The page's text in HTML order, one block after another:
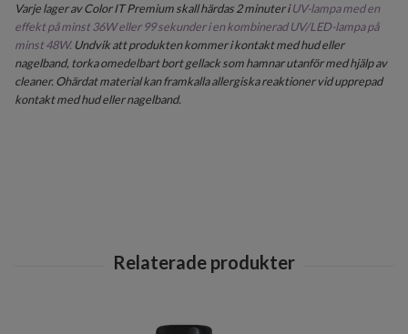
Varje lager av Color IT Premium skall härdas 2 minuter iUV-lampa med en
effekt på minst 36W eller 99 sekunder i en kombinerad UV/LED-lampa på
minst 48W. Undvik att produkten kommer i kontakt med hud eller
nagelband, torka omedelbart bort gellack som hamnar utanför med hjälp av
cleaner. Ohärdat material kan framkalla allergiska reaktioner vid upprepad
kontakt med hud eller nagelband.